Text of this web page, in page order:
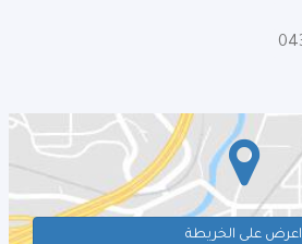
اعرض على الخريطة